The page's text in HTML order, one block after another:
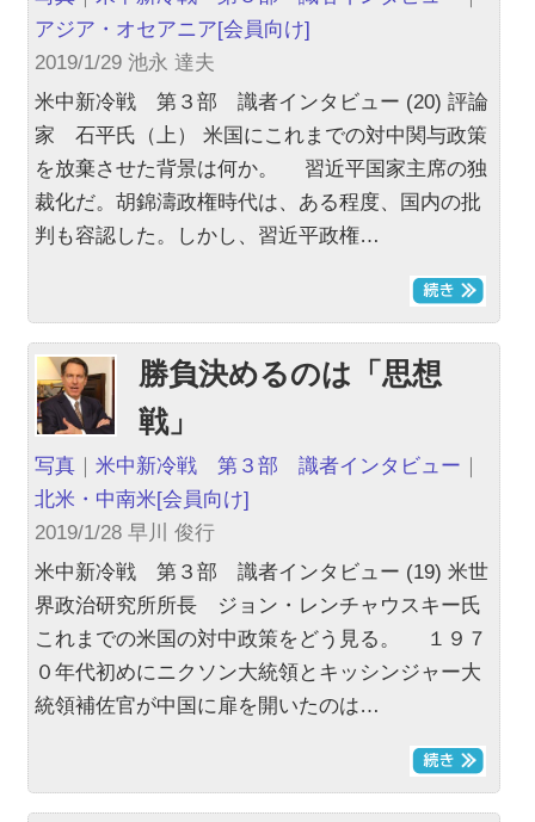
アジア・オセアニア[会員向け]
2019/1/29 池永 達夫
米中新冷戦 第３部 識者インタビュー (20) 評論
家 石平氏（上） 米国にこれまでの対中関与政策
を放棄させた背景は何か。 習近平国家主席の独
裁化だ。胡錦濤政権時代は、ある程度、国内の批
判も容認した。しかし、習近平政権…
勝負決めるのは「思想
戦」
写真 ｜米中新冷戦 第３部 識者インタビュー ｜
北米・中南米[会員向け]
2019/1/28 早川 俊行
米中新冷戦 第３部 識者インタビュー (19) 米世
界政治研究所所長 ジョン・レンチャウスキー氏
これまでの米国の対中政策をどう見る。 １９７
０年代初めにニクソン大統領とキッシンジャー大
統領補佐官が中国に扉を開いたのは…